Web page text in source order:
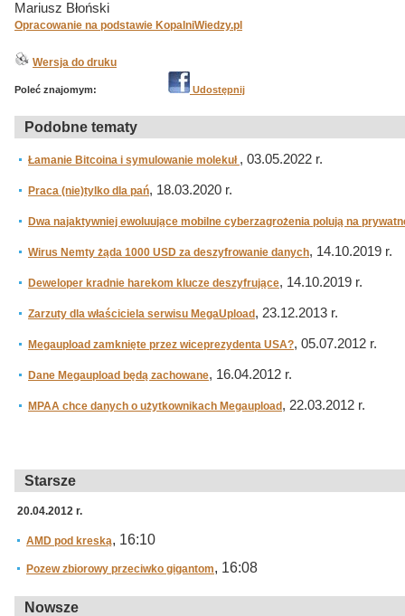
Mariusz Błoński
Opracowanie na podstawie KopalniWiedzy.pl
Wersja do druku
Poleć znajomym: Udostępnij
Podobne tematy
Łamanie Bitcoina i symulowanie molekuł , 03.05.2022 r.
Praca (nie)tylko dla pań, 18.03.2020 r.
Dwa najaktywniej ewoluujące mobilne cyberzagrożenia polują na
Wirus Nemty żąda 1000 USD za deszyfrowanie danych, 14.10.2019 r.
Deweloper kradnie harekom klucze deszyfrujące, 14.10.2019 r.
Zarzuty dla właściciela serwisu MegaUpload , 23.12.2013 r.
Megaupload zamknięte przez wiceprezydenta USA?, 05.07.2012 r.
Dane Megaupload będą zachowane, 16.04.2012 r.
MPAA chce danych o użytkownikach Megaupload , 22.03.2012 r.
Starsze
20.04.2012 r.
AMD pod kreską, 16:10
Pozew zbiorowy przeciwko gigantom, 16:08
Nowsze